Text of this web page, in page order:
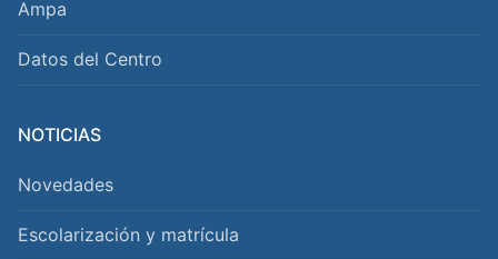
Ampa
Datos del Centro
NOTICIAS
Novedades
Escolarización y matrícula